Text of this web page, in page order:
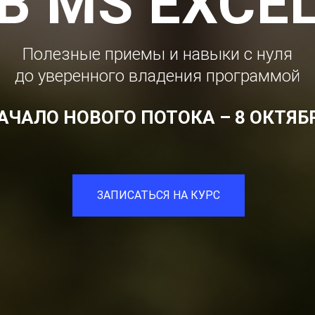
Полезные приемы и навыки с нуля
до уверенного владения программой
ЗАПИСАТЬСЯ НА КУРС
НОВОГО ПОТОКА – 8